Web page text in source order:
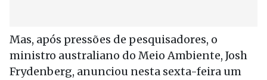
Mas, após pressões de pesquisadores, o
ministro australiano do Meio Ambiente, Josh
Frydenberg, anunciou nesta sexta-feira um